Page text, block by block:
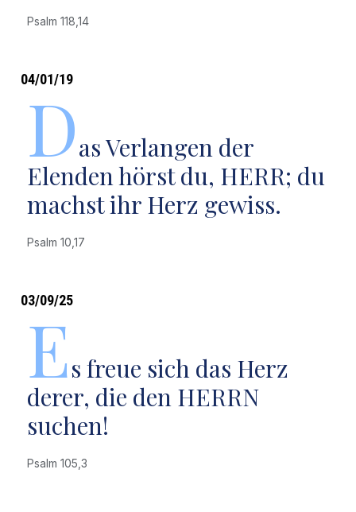
Psalm 118,14
04/01/19
Das Verlangen der
Elenden hörst du, HERR; du
machst ihr Herz gewiss.
Psalm 10,17
03/09/25
Es freue sich das Herz
derer, die den HERRN
suchen!
Psalm 105,3